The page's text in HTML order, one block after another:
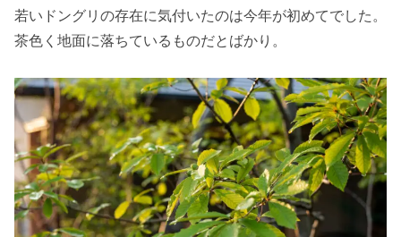
若いドングリの存在に気付いたのは今年が初めてでした。
茶色く地面に落ちているものだとばかり。